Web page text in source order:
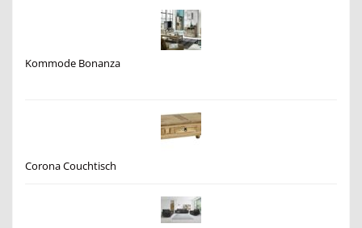
Kommode Bonanza
Corona Couchtisch